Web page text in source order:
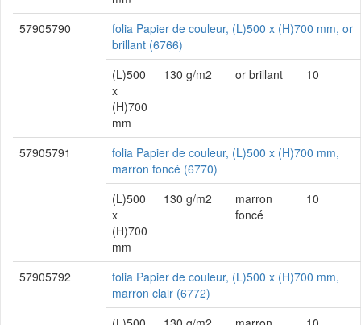
57905790
folia Papier de couleur, (L)500 x (H)700 mm, or
brillant (6766)
(L)500
x
(H)700
mm
130 g/m2 or brillant 10
57905791
folia Papier de couleur, (L)500 x (H)700 mm,
marron foncé (6770)
(L)500
x
(H)700
mm
130 g/m2
marron
foncé
10
57905792
folia Papier de couleur, (L)500 x (H)700 mm,
marron clair (6772)